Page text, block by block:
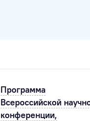
Программа
Всероссийской
конференции,